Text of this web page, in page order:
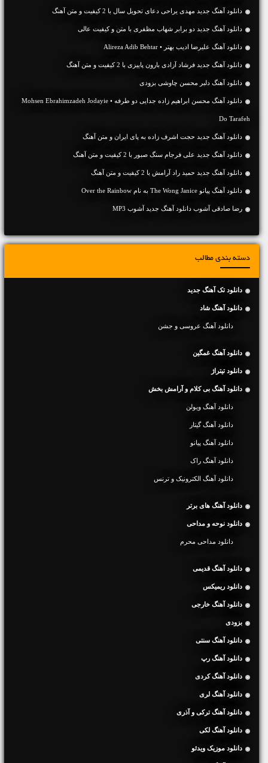
دانلود آهنگ جديد مهدی یراحی دعای تحویل سال با 2 کیفیت و متن آهنگ
دانلود آهنگ جديد دو برابر شهاب مظفری با متن و کیفیت عالی
دانلود آهنگ علیرضا ادیب بهتر • Alireza Adib Behtar
دانلود آهنگ جديد فرشاد آزادی بارون پاییزی با 2 کیفیت و متن آهنگ
دانلود آهنگ دلبر محسن چاوشی بزودی
دانلود آهنگ محسن ابراهیم زاده جدایی دو طرفه • Mohsen Ebrahimzadeh Jodayie
Do Tarafeh
دانلود آهنگ جديد حجت اشرف زاده به پای ایران و متن آهنگ
دانلود آهنگ جديد علی فرجام سنگ صبور با 2 کیفیت و متن آهنگ
دانلود آهنگ جديد حمید راد آرامش با 2 کیفیت و متن آهنگ
دانلود آهنگ پیانو The Wong Janice به نام Over the Rainbow
رضا صادقی آشوب دانلود آهنگ جدید آشوب MP3
دسته بندی مطالب
دانلود تک آهنگ جدید
دانلود آهنگ شاد
دانلود آهنگ عروسی و جشن
دانلود آهنگ غمگین
دانلود تیتراژ
دانلود آهنگ بی کلام و آرامش بخش
دانلود آهنگ ویولن
دانلود آهنگ گیتار
دانلود آهنگ پیانو
دانلود آهنگ راک
دانلود آهنگ الکترونیک و ترنس
دانلود آهنگ های برتر
دانلود نوحه و مداحی
دانلود مداحی محرم
دانلود آهنگ قدیمی
دانلود ریمیکس
دانلود آهنگ خارجی
بزودی
دانلود آهنگ سنتی
دانلود آهنگ رپ
دانلود آهنگ کردی
دانلود آهنگ لری
دانلود آهنگ ترکی و آذری
دانلود آهنگ لکی
دانلود موزیک ویدئو